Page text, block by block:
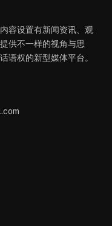
容设置有新闻资讯、观
供不一样的视角与思
语权的新型媒体平台。